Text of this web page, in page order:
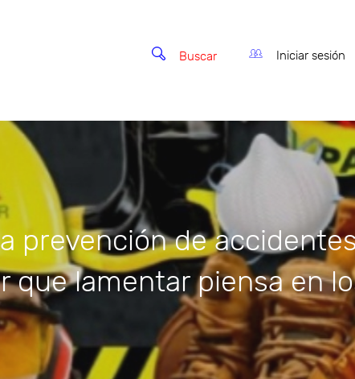
Buscar Iniciar sesión
prevención de
que lamentar piensa en